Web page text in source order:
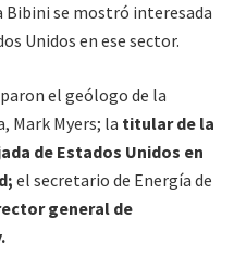
se mostró interesada
Unidos en ese sector.
el geólogo de la
Mark Myers; la titular de la
de Estados Unidos en
el secretario de Energía de
general de